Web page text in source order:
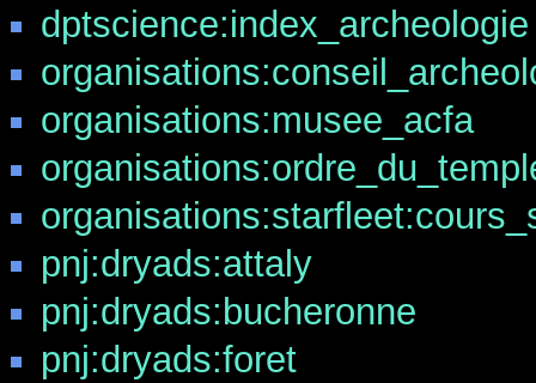
dptscience:index_archeologie
organisations:musee_acfa
pnj:dryads:attaly
pnj:dryads:bucheronne
pnj:dryads:foret